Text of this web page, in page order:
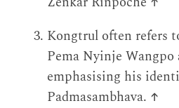
Kongtrul often refers
Pema Nyinje Wangpo
emphasising his
Padmasambhava. ↑